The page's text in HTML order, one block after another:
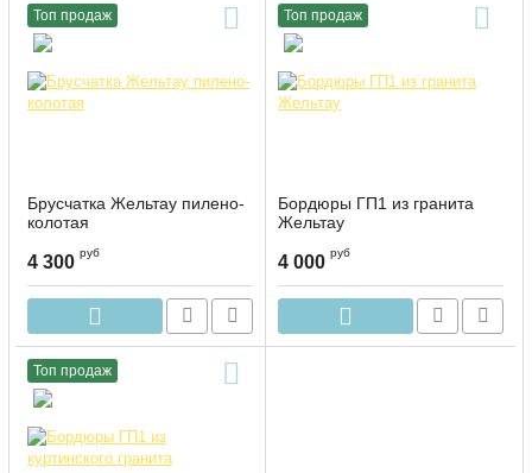
Топ продаж
Брусчатка Жельтау пилено-
колотая
4 300 руб
Топ продаж
Бордюры ГП1 из гранита
Жельтау
4 000 руб
Топ продаж